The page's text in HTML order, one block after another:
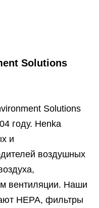
Solutions
Solutions
году. Henka
и
воздушных
вентиляции. Наши
HEPA, фильтры